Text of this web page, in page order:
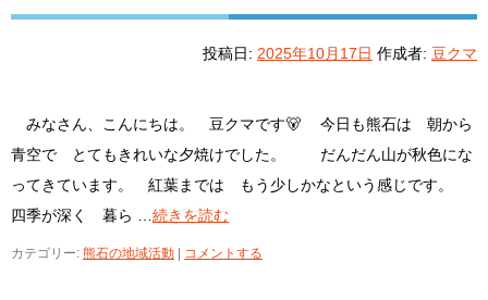
投稿日: 2025年10月17日 作成者: 豆クマ
みなさん、こんにちは。 豆クマです🐻 今日も熊石は 朝から
青空で とてもきれいな夕焼けでした。 だんだん山が秋色にな
ってきています。 紅葉までは もう少しかなという感じです。
四季が深く 暮ら … 続きを読む
カテゴリー: 熊石の地域活動 コメントする